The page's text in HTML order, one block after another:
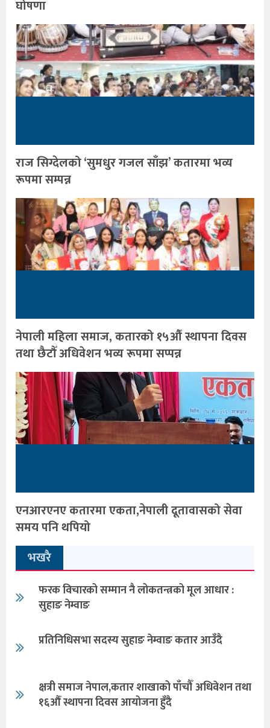
घोषणा
राज सिग्देलको ‘सुमधुर गजल साँझ’ कतारमा भव्य
रूपमा सम्पन्न
नेपाली महिला समाज, कतारको १५औँ स्थापना दिवस
तथा छैटौँ अधिवेशन भव्य रूपमा सप्पन्न
एनआरएनए कतारमा एकता,नेपाली दूतावासको सेवा
समय पनि थपियो
भखरै
फरक विचारको सम्मान नै लोकतन्त्रको मूल आधार :
सुहाङ नेम्वाङ
प्रतिनिधिसभा सदस्य सुहाङ नेम्वाङ कतार आउँदै
क्षत्री समाज नेपाल,कतार शाखाको पाँचौँ अधिवेशन तथा
१६औँ स्थापना दिवस आयोजना हुँदै